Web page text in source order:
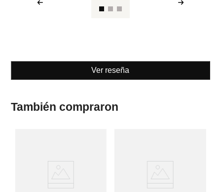
Ver reseña
También compraron